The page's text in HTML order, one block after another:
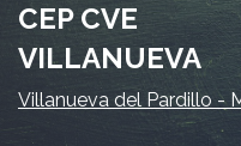
CEP CVE
VILLANUEVA
Villanueva del Pardillo -